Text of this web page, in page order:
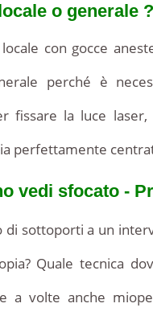
o generale ?
con gocce
perché è
fissare la luce
perfettamente
vedi sfocato -
di sottoporti a un
Quale tecnica
a volte anche